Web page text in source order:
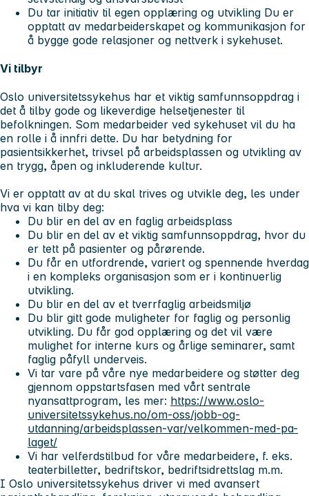
Du tar initiativ til egen opplæring og utvikling Du er
opptatt av medarbeiderskapet og kommunikasjon for
å bygge gode relasjoner og nettverk i sykehuset.
Vi tilbyr
Oslo universitetssykehus har et viktig samfunnsoppdrag i
det å tilby gode og likeverdige helsetjenester til
befolkningen. Som medarbeider ved sykehuset vil du ha
en rolle i å innfri dette. Du har betydning for
pasientsikkerhet, trivsel på arbeidsplassen og utvikling av
en trygg, åpen og inkluderende kultur.
Vi er opptatt av at du skal trives og utvikle deg, les under
hva vi kan tilby deg:
Du blir en del av en faglig arbeidsplass
Du blir en del av et viktig samfunnsoppdrag, hvor du
er tett på pasienter og pårørende.
Du får en utfordrende, variert og spennende hverdag
i en kompleks organisasjon som er i kontinuerlig
utvikling.
Du blir en del av et tverrfaglig arbeidsmiljø
Du blir gitt gode muligheter for faglig og personlig
utvikling. Du får god opplæring og det vil være
mulighet for interne kurs og årlige seminarer, samt
faglig påfyll underveis.
Vi tar vare på våre nye medarbeidere og støtter deg
gjennom oppstartsfasen med vårt sentrale
nyansattprogram, les mer: https://www.oslo-
universitetssykehus.no/om-oss/jobb-og-
utdanning/arbeidsplassen-var/velkommen-med-pa-
laget/
Vi har velferdstilbud for våre medarbeidere, f. eks.
teaterbilletter, bedriftskor, bedriftsidrettslag m.m.
I Oslo universitetssykehus driver vi med avansert